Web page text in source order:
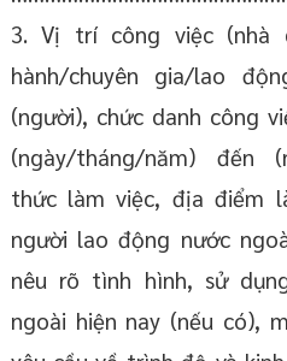
3. Vị trí công việc (nhà
hành/chuyên gia/lao
(người), chức danh công
(ngày/tháng/năm) đến
thức làm việc, địa điểm
người lao động nước
nêu rõ tình hình, sử
ngoài hiện nay (nếu có),